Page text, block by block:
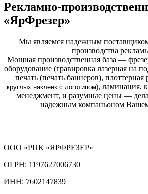
Рекламно-
«ЯрФрезер»
Мы являемся надежным
производства
Мощная производственная база —
оборудование (гравировка лазерная на
печать (печать баннеров), плоттерная
круглых наклеек с логотипом), ламинация,
менеджмент, и разумные цены —
надежным компаньоном
ООО «РПК «ЯРФРЕЗЕР»
ОГРН: 1197627006730
ИНН: 7602147839